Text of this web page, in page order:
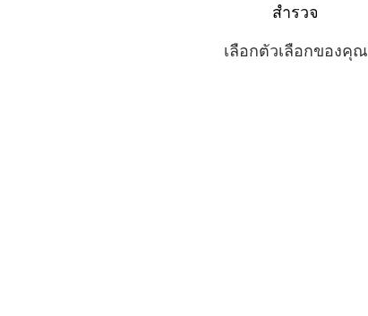
สำรวจ
เลือกตัวเลือกของคุณ